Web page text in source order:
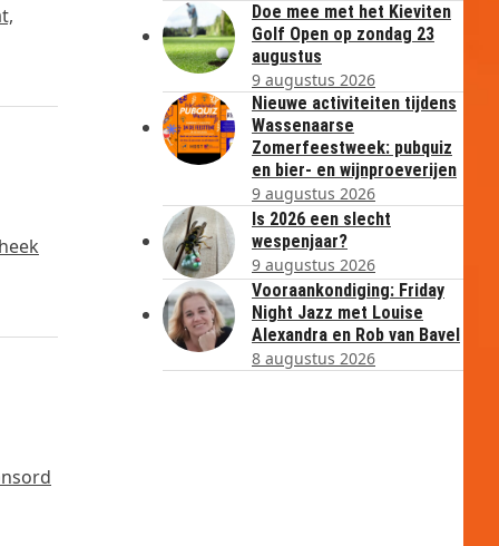
Doe mee met het Kieviten
Golf Open op zondag 23
augustus
9 augustus 2026
Nieuwe activiteiten tijdens
Wassenaarse
Zomerfeestweek: pubquiz
en bier- en wijnproeverijen
9 augustus 2026
Is 2026 een slecht
wespenjaar?
9 augustus 2026
Vooraankondiging: Friday
Night Jazz met Louise
Alexandra en Rob van Bavel
8 augustus 2026